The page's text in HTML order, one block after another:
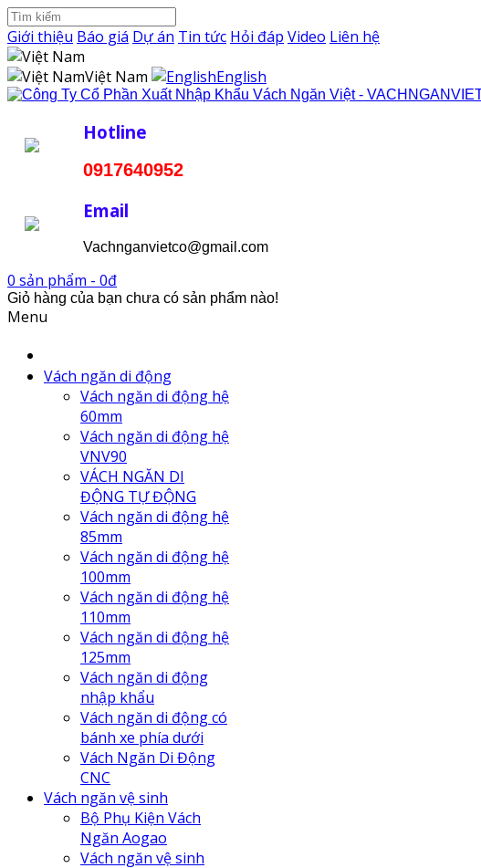
Giới thiệu Báo giá Dự án Tin tức Hỏi đáp Video Liên hệ
Việt Nam
English
Hotline
0917640952
Email
Vachnganvietco@gmail.com
0 sản phẩm - 0đ
Giỏ hàng của bạn chưa có sản phẩm nào!
Menu
Vách ngăn di động
Vách ngăn di động hệ
60mm
Vách ngăn di động hệ
VNV90
VÁCH NGĂN DI
ĐỘNG TỰ ĐỘNG
Vách ngăn di động hệ
85mm
Vách ngăn di động hệ
100mm
Vách ngăn di động hệ
110mm
Vách ngăn di động hệ
125mm
Vách ngăn di động
nhập khẩu
Vách ngăn di động có
bánh xe phía dưới
Vách Ngăn Di Động
CNC
Vách ngăn vệ sinh
Bộ Phụ Kiện Vách
Ngăn Aogao
Vách ngăn vệ sinh